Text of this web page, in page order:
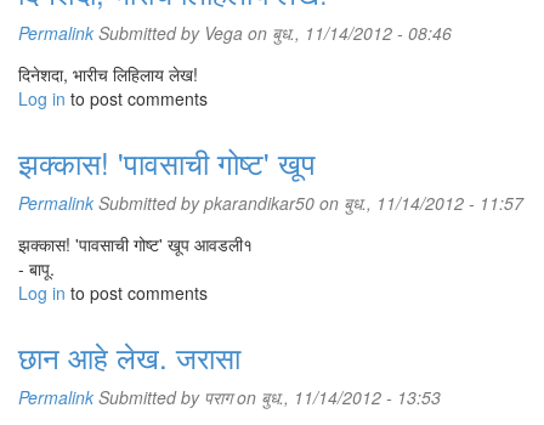
Permalink Submitted by Vega on बुध., 11/14/2012 - 08:46
दिनेशदा, भारीच लिहिलाय लेख!
Log in to post comments
झक्कास! 'पावसाची गोष्ट' खूप
Permalink Submitted bypkarandikar50 on बुध., 11/14/2012 - 11:57
झक्कास! 'पावसाची गोष्ट' खूप आवडली१
- बापू.
Log in to post comments
छान आहे लेख. जरासा
Permalink Submitted by परागon बुध., 11/14/2012 - 13:53